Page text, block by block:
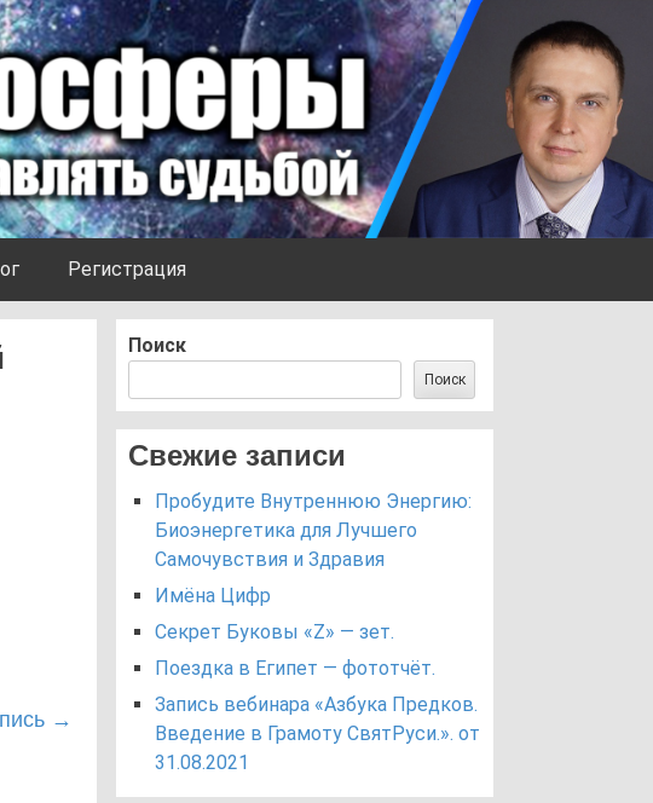
Регистрация
→
Поиск
Поиск
Свежие записи
Пробудите Внутреннюю Энергию:
Биоэнергетика для Лучшего
Самочувствия и Здравия
Имёна Цифр
Секрет Буковы «Z» — зет.
Поездка в Египет — фототчёт.
Запись вебинара «Азбука Предков.
Введение в Грамоту СвятРуси.». от
31.08.2021